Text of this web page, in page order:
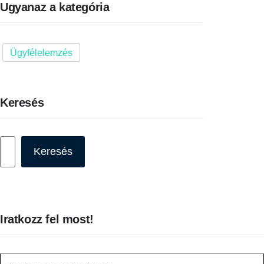
Ugyanaz a kategória
Ügyfélelemzés
Keresés
Keresés
Iratkozz fel most!